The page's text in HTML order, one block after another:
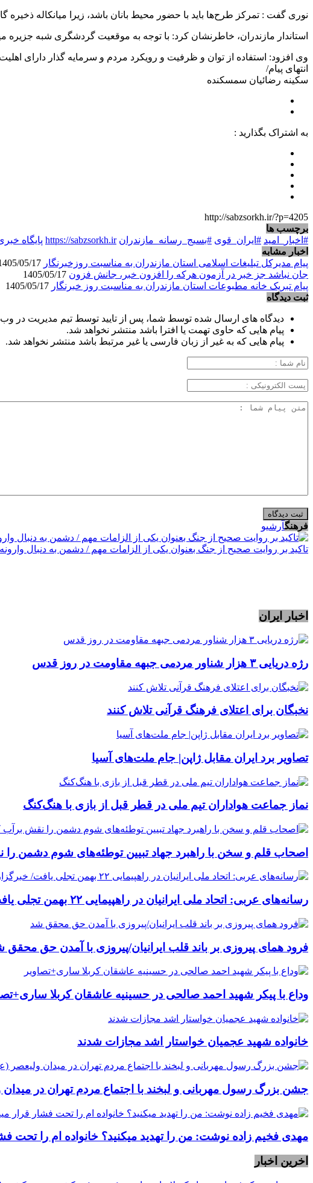
نوری گفت : تمرکز طرح‌ها باید با حضور محیط بانان باشد، زیرا میانکاله
استاندار مازندران، خاطرنشان کرد: با توجه به موقعیت گردشگری شبه
وی افزود: استفاده از توان و ظرفیت و رویکرد مردم و سرمایه گذار دارای
انتهای پیام/
سکینه رضائیان سمسکنده
به اشتراک بگذارید :
http://sabzsorkh.ir/?p=4205
برچسب ها
#اخبار_امید #ایران_قوی #بسیج_رسانه_مازندران https://sabzsorkh.ir پایگاه
اخبار مشابه
پیام مدیرکل تبلیغات اسلامی استان مازندران به مناسبت روزخبرنگار
جان نباشد جز خبر در آزمون هرکه را افزون خبر، جانش فزون
پیام تبریک خانه مطبوعات استان مازندران به مناسبت روز خبرنگار
ثبت دیدگاه
دیدگاه های ارسال شده توسط شما، پس از تایید توسط تیم مدیریت در
پیام هایی که حاوی تهمت یا افترا باشد منتشر نخواهد شد.
پیام هایی که به غیر از زبان فارسی یا غیر مرتبط باشد منتشر نخواهد شد.
فرهنگآرشیو
تاکید بر روایت صحیح از جنگ بعنوان یکی از الزامات مهم / دشمن به دنبال
اخبار ایران
رژه دریایی ۳ هزار شناور مردمی جبهه مقاومت در روز قدس
نخبگان برای اعتلای فرهنگ قرآنی تلاش کنند
تصاویر برد ایران مقابل ژاپن| جام ملت‌های آسیا
نماز جماعت هواداران تیم ملی در قطر قبل از بازی با هنگ‌کنگ
اصحاب قلم و سخن با راهبرد جهاد تبیین توطئه‌های شوم دشمن
رسانه‌های عربی: اتحاد ملی ایرانیان در راهپیمایی ۲۲ بهمن تجلی یافت/ خبرگزاری فرانسه:ده‌ها هزار ایرانی در سالگرد پیروزی انقلاب اسلامی راهپیمایی کردند
فرود همای پیروزی بر باند قلب ایرانیان/پیروزی با آمدن حق محقق
وداع با پیکر شهید احمد صالحی‌ در حسینیه عاشقان کربلا
خانواده شهید عجمیان خواستار اشد مجازات شدند
جشن بزرگ رسول مهربانی و لبخند با اجتماع مردم تهران در
مهدی فخیم زاده نوشت: من را تهدید میکنید؟ خانواده ام را‌ تحت
اخرین اخبار